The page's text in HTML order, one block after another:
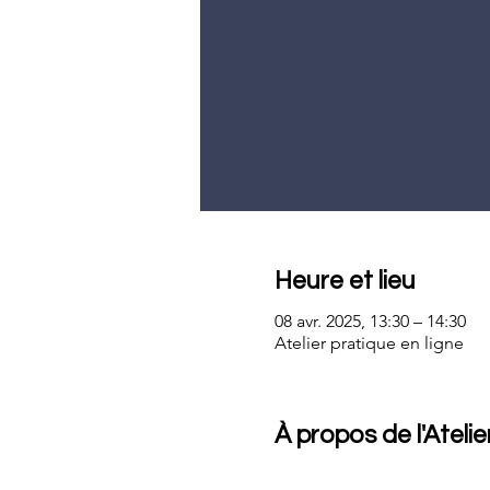
Heure et lieu
08 avr. 2025, 13:30 – 14:30
Atelier pratique en ligne
À propos de